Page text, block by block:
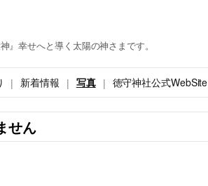
幸せへと導く太陽の神さまです。
新着情報 写真 徳守神社公式WebSite
せん